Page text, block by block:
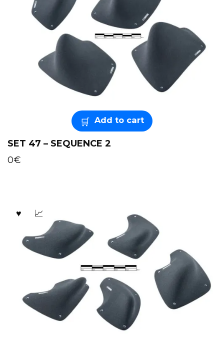
Add to cart
SET 47 – SEQUENCE 2
0€